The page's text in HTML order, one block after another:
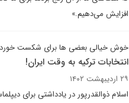
افزایش می‌دهیم.»
خوش خیالی بعضی ها برای شکست
انتخابات ترکیه به وقت ایران!
۲۹ اردیبهشت ۱۴۰۲